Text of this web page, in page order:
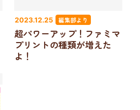
2023.12.25 編集部より
超パワーアップ！ファミマ
プリントの種類が増えた
よ！